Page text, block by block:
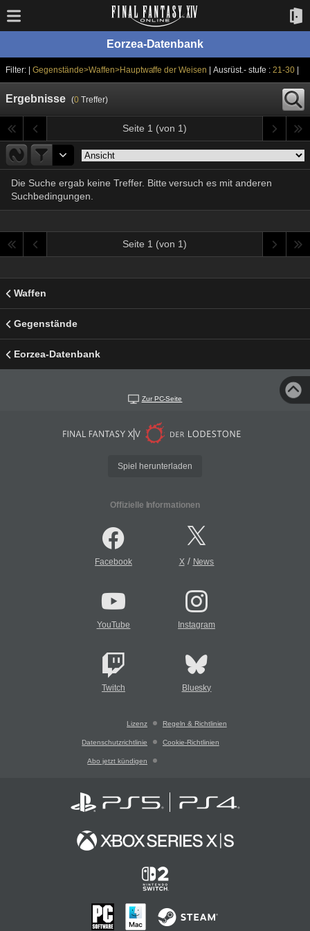
Eorzea-Datenbank
Filter: | Gegenstände>Waffen>Hauptwaffe der Weisen | Ausrüst.- stufe : 21-30|
Ergebnisse (0Treffer)
Seite 1 (von 1)
Die Suche ergab keine Treffer. Bitte versuch es mit anderen
Suchbedingungen.
Seite 1 (von 1)
Waffen
Gegenstände
Eorzea-Datenbank
Zur PC-Seite
Spiel herunterladen
Offizielle Informationen
Facebook X/ News
YouTube Instagram
Twitch Bluesky
Lizenz Regeln & Richtlinien
Datenschutzrichtlinie Cookie-Richtlinien
Abo jetzt kündigen